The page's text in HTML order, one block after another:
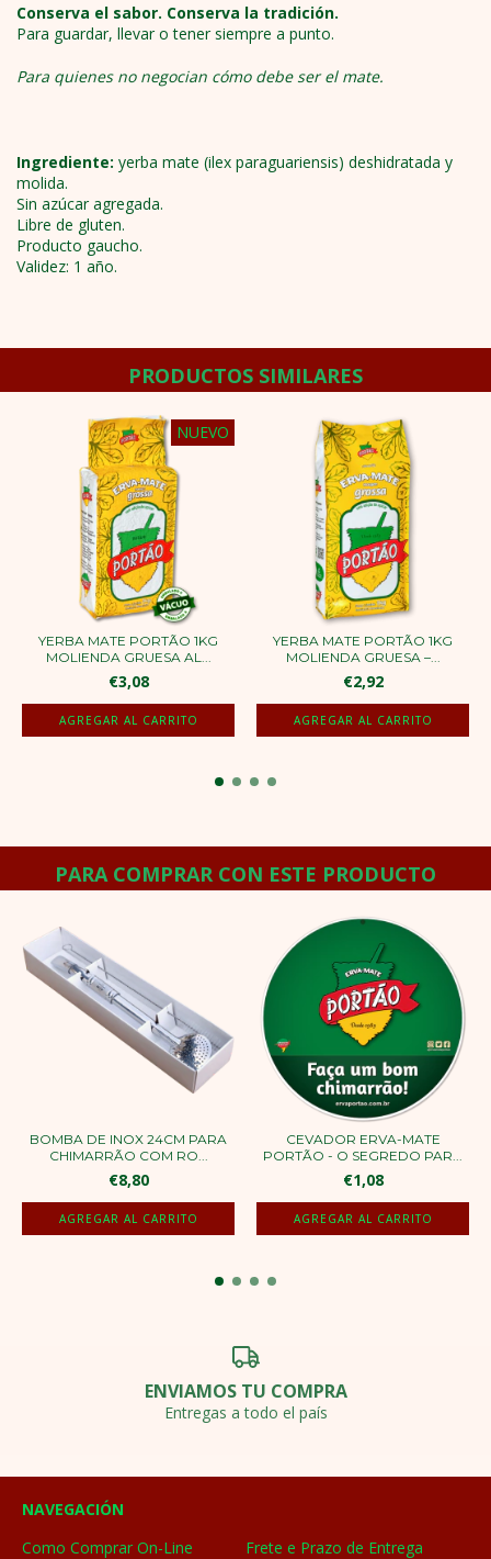
Conserva el sabor. Conserva la tradición.
Para guardar, llevar o tener siempre a punto.
Para quienes no negocian cómo debe ser el mate.
Ingrediente: yerba mate (ilex paraguariensis) deshidratada y
molida.
Sin azúcar agregada.
Libre de gluten.
Producto gaucho.
Validez: 1 año.
PRODUCTOS SIMILARES
NUEVO
YERBA MATE PORTÃO 1KG
MOLIENDA GRUESA AL...
€3,08
YERBA MATE PORTÃO 1KG
MOLIENDA GRUESA –...
€2,92
PARA COMPRAR CON ESTE PRODUCTO
BOMBA DE INOX 24CM PARA
CHIMARRÃO COM RO...
€8,80
AGREGAR AL CARRITO
CEVADOR ERVA-MATE
PORTÃO - O SEGREDO PAR...
€1,08
ENVIAMOS TU COMPRA
Entregas a todo el país
NAVEGACIÓN
Como Comprar On-Line
Frete e Prazo de Entrega